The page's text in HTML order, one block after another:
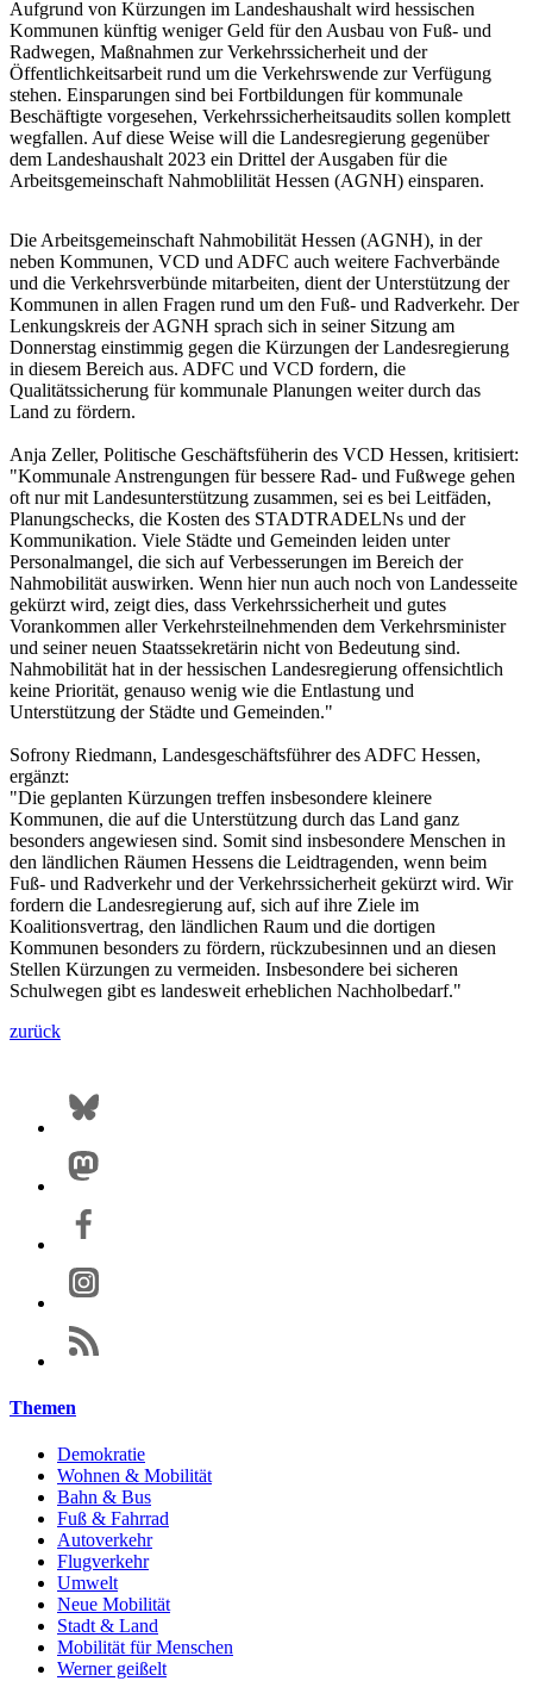
Aufgrund von Kürzungen im Landeshaushalt wird hessischen
Kommunen künftig weniger Geld für den Ausbau von Fuß- und
Radwegen, Maßnahmen zur Verkehrssicherheit und der
Öffentlichkeitsarbeit rund um die Verkehrswende zur Verfügung
stehen. Einsparungen sind bei Fortbildungen für kommunale
Beschäftigte vorgesehen, Verkehrssicherheitsaudits sollen komplett
wegfallen. Auf diese Weise will die Landesregierung gegenüber
dem Landeshaushalt 2023 ein Drittel der Ausgaben für die
Arbeitsgemeinschaft Nahmoblilität Hessen (AGNH) einsparen.
Die Arbeitsgemeinschaft Nahmobilität Hessen (AGNH), in der
neben Kommunen, VCD und ADFC auch weitere Fachverbände
und die Verkehrsverbünde mitarbeiten, dient der Unterstützung der
Kommunen in allen Fragen rund um den Fuß- und Radverkehr. Der
Lenkungskreis der AGNH sprach sich in seiner Sitzung am
Donnerstag einstimmig gegen die Kürzungen der Landesregierung
in diesem Bereich aus. ADFC und VCD fordern, die
Qualitätssicherung für kommunale Planungen weiter durch das
Land zu fördern.
Anja Zeller, Politische Geschäftsfüherin des VCD Hessen, kritisiert:
"Kommunale Anstrengungen für bessere Rad- und Fußwege gehen
oft nur mit Landesunterstützung zusammen, sei es bei Leitfäden,
Planungschecks, die Kosten des STADTRADELNs und der
Kommunikation. Viele Städte und Gemeinden leiden unter
Personalmangel, die sich auf Verbesserungen im Bereich der
Nahmobilität auswirken. Wenn hier nun auch noch von Landesseite
gekürzt wird, zeigt dies, dass Verkehrssicherheit und gutes
Vorankommen aller Verkehrsteilnehmenden dem Verkehrsminister
und seiner neuen Staatssekretärin nicht von Bedeutung sind.
Nahmobilität hat in der hessischen Landesregierung offensichtlich
keine Priorität, genauso wenig wie die Entlastung und
Unterstützung der Städte und Gemeinden."
Sofrony Riedmann, Landesgeschäftsführer des ADFC Hessen,
ergänzt:
"Die geplanten Kürzungen treffen insbesondere kleinere
Kommunen, die auf die Unterstützung durch das Land ganz
besonders angewiesen sind. Somit sind insbesondere Menschen in
den ländlichen Räumen Hessens die Leidtragenden, wenn beim
Fuß- und Radverkehr und der Verkehrssicherheit gekürzt wird. Wir
fordern die Landesregierung auf, sich auf ihre Ziele im
Koalitionsvertrag, den ländlichen Raum und die dortigen
Kommunen besonders zu fördern, rückzubesinnen und an diesen
Stellen Kürzungen zu vermeiden. Insbesondere bei sicheren
Schulwegen gibt es landesweit erheblichen Nachholbedarf."
zurück
Themen
Demokratie
Wohnen & Mobilität
Bahn & Bus
Fuß & Fahrrad
Autoverkehr
Flugverkehr
Umwelt
Neue Mobilität
Stadt & Land
Mobilität für Menschen
Werner geißelt